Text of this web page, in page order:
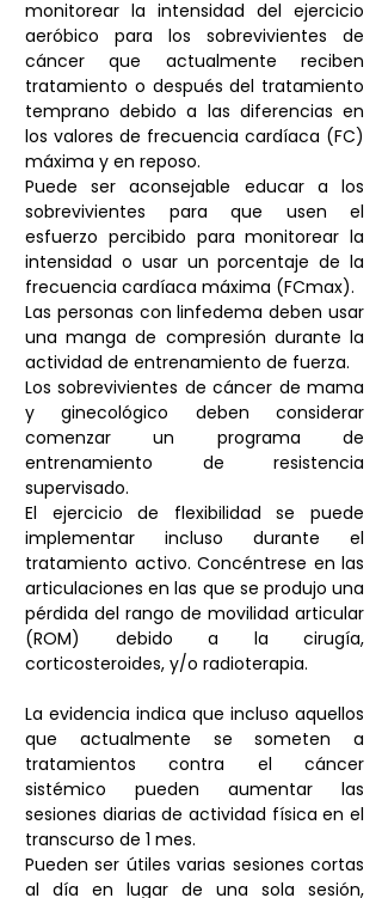
monitorear la intensidad del ejercicio
aeróbico para los sobrevivientes de
cáncer que actualmente reciben
tratamiento o después del tratamiento
temprano debido a las diferencias en
los valores de frecuencia cardíaca (FC)
máxima y en reposo.
Puede ser aconsejable educar a los
sobrevivientes para que usen el
esfuerzo percibido para monitorear la
intensidad o usar un porcentaje de la
frecuencia cardíaca máxima (FCmax).
Las personas con linfedema deben usar
una manga de compresión durante la
actividad de entrenamiento de fuerza.
Los sobrevivientes de cáncer de mama
y ginecológico deben considerar
comenzar un programa de
entrenamiento de resistencia
supervisado.
El ejercicio de flexibilidad se puede
implementar incluso durante el
tratamiento activo. Concéntrese en las
articulaciones en las que se produjo una
pérdida del rango de movilidad articular
(ROM) debido a la cirugía,
corticosteroides, y/o radioterapia.
La evidencia indica que incluso aquellos
que actualmente se someten a
tratamientos contra el cáncer
sistémico pueden aumentar las
sesiones diarias de actividad física en el
transcurso de 1 mes.
Pueden ser útiles varias sesiones cortas
al día en lugar de una sola sesión,